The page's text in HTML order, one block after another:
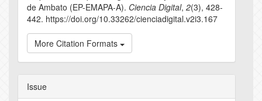
de Ambato (EP-EMAPA-A). Ciencia Digital, 2(3), 428-
442. https://doi.org/10.33262/cienciadigital.v2i3.167
More Citation Formats
Issue